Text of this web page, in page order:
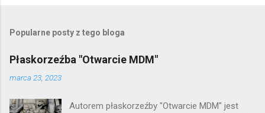
Popularne posty z tego bloga
Płaskorzeźba "Otwarcie MDM"
marca 23, 2023
Autorem płaskorzeźby "Otwarcie MDM" jest